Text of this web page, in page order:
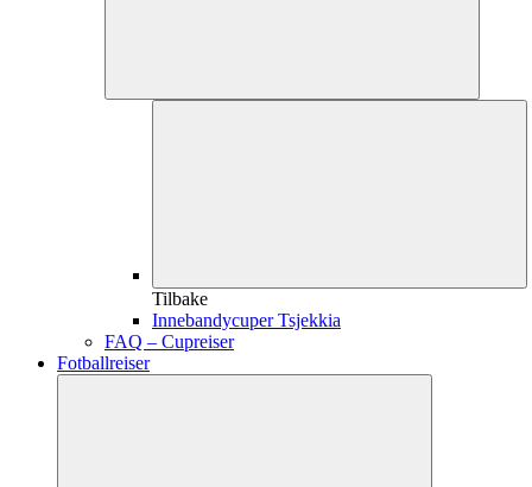
Tilbake
Innebandycuper Tsjekkia
FAQ – Cupreiser
Fotballreiser